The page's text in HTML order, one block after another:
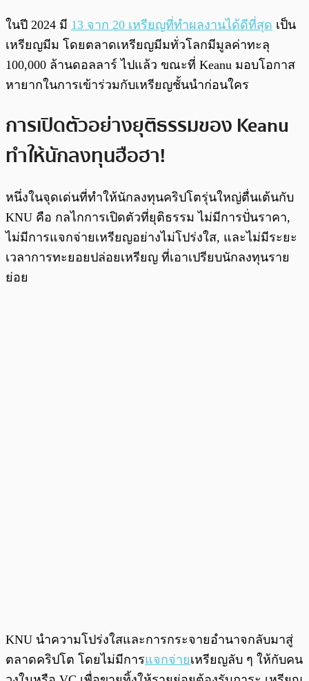
ในปี 2024 มี 13 จาก 20 เหรียญที่ทำผลงานได้ดีที่สุด เป็น
เหรียญมีม โดยตลาดเหรียญมีมทั่วโลกมีมูลค่าทะลุ
100,000 ล้านดอลลาร์ ไปแล้ว ขณะที่ Keanu มอบโอกาส
หายากในการเข้าร่วมกับเหรียญชั้นนำก่อนใคร
การเปิดตัวอย่างยุติธรรมของ Keanu
ทำให้นักลงทุนฮือฮา!
หนึ่งในจุดเด่นที่ทำให้นักลงทุนคริปโตรุ่นใหญ่ตื่นเต้นกับ
KNU คือ กลไกการเปิดตัวที่ยุติธรรม ไม่มีการปั่นราคา,
ไม่มีการแจกจ่ายเหรียญอย่างไม่โปร่งใส, และไม่มีระยะ
เวลาการทะยอยปล่อยเหรียญ ที่เอาเปรียบนักลงทุนราย
ย่อย
KNU นำความโปร่งใสและการกระจายอำนาจกลับมาสู่
ตลาดคริปโต โดยไม่มีการแจกจ่ายเหรียญลับ ๆ ให้กับคน